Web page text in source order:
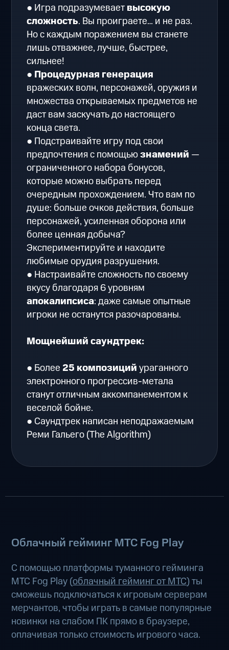
● Игра подразумеваетвысокую
сложность. Вы проиграете… и не раз.
Но с каждым поражением вы станете
лишь отважнее, лучше, быстрее,
сильнее!
● Процедурная генерация
вражеских волн, персонажей, оружия и
множества открываемых предметов не
даст вам заскучать до настоящего
конца света.
● Подстраивайте игру под свои
предпочтения с помощьюзнамений —
ограниченного набора бонусов,
которые можно выбрать перед
очередным прохождением. Что вам по
душе: больше очков действия, больше
персонажей, усиленная оборона или
более ценная добыча?
Экспериментируйте и находите
любимые орудия разрушения.
● Настраивайте сложность по своему
вкусу благодаря 6 уровням
апокалипсиса: даже самые опытные
игроки не останутся разочарованы.
Мощнейший саундтрек:
● Более 25 композицийураганного
электронного прогрессив-метала
станут отличным аккомпанементом к
веселой бойне.
● Саундтрек написан неподражаемым
Реми Гальего (The Algorithm)
Облачный гейминг МТС Fog Play
С помощью платформы туманного гейминга
МТС Fog Play (облачный гейминг от МТС) ты
сможешь подключаться к игровым серверам
мерчантов, чтобы играть в самые популярные
новинки на слабом ПК прямо в браузере,
оплачивая только стоимость игрового часа.